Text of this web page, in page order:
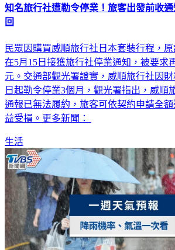
知名旅行社遭勒令停業！旅客出發前收
回
民眾因購買威順旅行社日本套裝行程，
在5月15日接獲旅行社停業通知，被要求
元。交通部觀光署證實，威順旅行社因
日起勒令停業3個月，觀光署指出，威順
通報已無法履約，旅客可依契約申請全
益受損。更多新聞：
生活